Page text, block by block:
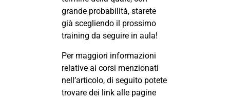
grande probabilità, starete
già scegliendo il prossimo
training da seguire in aula!
Per maggiori informazioni
relative ai corsi menzionati
nell’articolo, di seguito potete
trovare dei link alle pagine